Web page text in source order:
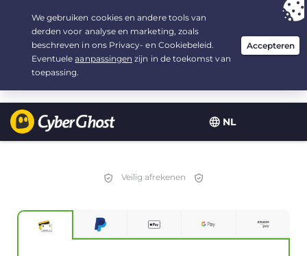
NL
Uw keuze:de beste aanbiedingvoor 2.1666666666667 jaar, voor $
2.19/maand
Veilig afrekenen